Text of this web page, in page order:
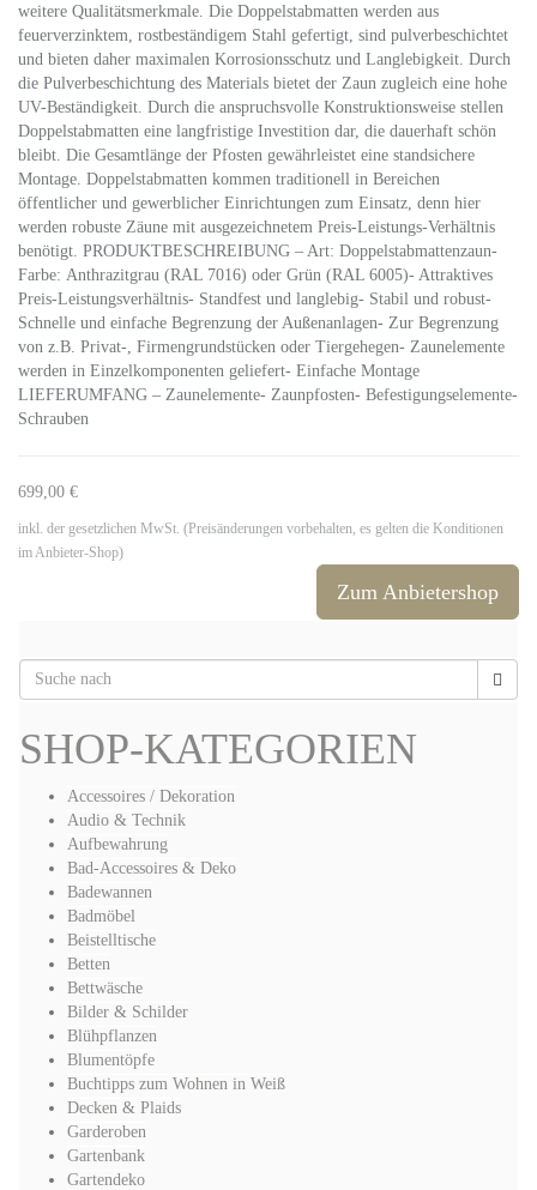
weitere Qualitätsmerkmale. Die Doppelstabmatten werden aus
feuerverzinktem, rostbeständigem Stahl gefertigt, sind pulverbeschichtet
und bieten daher maximalen Korrosionsschutz und Langlebigkeit. Durch
die Pulverbeschichtung des Materials bietet der Zaun zugleich eine hohe
UV-Beständigkeit. Durch die anspruchsvolle Konstruktionsweise stellen
Doppelstabmatten eine langfristige Investition dar, die dauerhaft schön
bleibt. Die Gesamtlänge der Pfosten gewährleistet eine standsichere
Montage. Doppelstabmatten kommen traditionell in Bereichen
öffentlicher und gewerblicher Einrichtungen zum Einsatz, denn hier
werden robuste Zäune mit ausgezeichnetem Preis-Leistungs-Verhältnis
benötigt. PRODUKTBESCHREIBUNG – Art: Doppelstabmattenzaun-
Farbe: Anthrazitgrau (RAL 7016) oder Grün (RAL 6005)- Attraktives
Preis-Leistungsverhältnis- Standfest und langlebig- Stabil und robust-
Schnelle und einfache Begrenzung der Außenanlagen- Zur Begrenzung
von z.B. Privat-, Firmengrundstücken oder Tiergehegen- Zaunelemente
werden in Einzelkomponenten geliefert- Einfache Montage
LIEFERUMFANG – Zaunelemente- Zaunpfosten- Befestigungselemente-
Schrauben
699,00 €
inkl. der gesetzlichen MwSt. (Preisänderungen vorbehalten, es gelten die Konditionen
im Anbieter-Shop)
Zum Anbietershop
SHOP-KATEGORIEN
Accessoires / Dekoration
Audio & Technik
Aufbewahrung
Bad-Accessoires & Deko
Badewannen
Badmöbel
Beistelltische
Betten
Bettwäsche
Bilder & Schilder
Blühpflanzen
Blumentöpfe
Buchtipps zum Wohnen in Weiß
Decken & Plaids
Garderoben
Gartenbank
Gartendeko